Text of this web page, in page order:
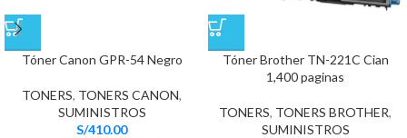
Tóner Canon GPR-54 Negro
TONERS, TONERS CANON,
SUMINISTROS
S/410.00
Tóner Brother TN-221C Cian
1,400 paginas
TONERS, TONERS BROTHER,
SUMINISTROS